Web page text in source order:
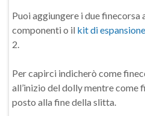
Puoi aggiungere i due finecorsa
componenti o il kit di espansione
2.
Per capirci indicherò come
all’inizio del dolly mentre come
posto alla fine della slitta.